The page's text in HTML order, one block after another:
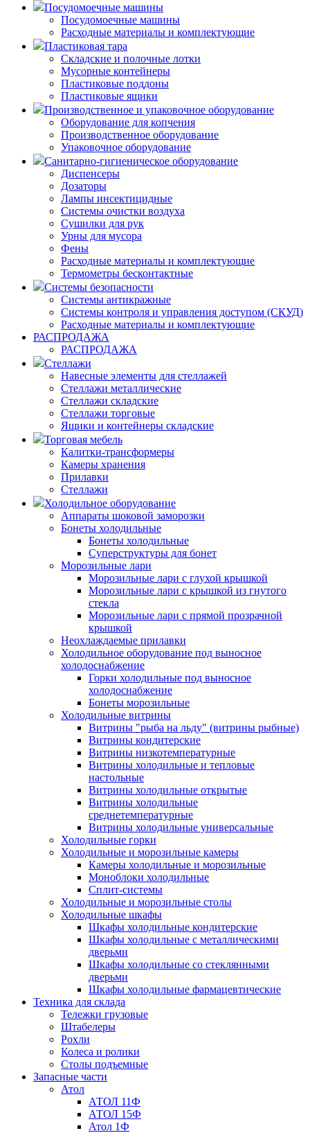
Посудомоечные машины
Посудомоечные машины
Расходные материалы и комплектующие
Пластиковая тара
Складские и полочные лотки
Мусорные контейнеры
Пластиковые поддоны
Пластиковые ящики
Производственное и упаковочное оборудование
Оборудование для копчения
Производственное оборудование
Упаковочное оборудование
Санитарно-гигиеническое оборудование
Диспенсеры
Дозаторы
Лампы инсектицидные
Системы очистки воздуха
Сушилки для рук
Урны для мусора
Фены
Расходные материалы и комплектующие
Термометры бесконтактные
Системы безопасности
Системы антикражные
Системы контроля и управления доступом (СКУД)
Расходные материалы и комплектующие
РАСПРОДАЖА
РАСПРОДАЖА
Стеллажи
Навесные элементы для стеллажей
Стеллажи металлические
Стеллажи складские
Стеллажи торговые
Ящики и контейнеры складские
Торговая мебель
Калитки-трансформеры
Камеры хранения
Прилавки
Стеллажи
Холодильное оборудование
Аппараты шоковой заморозки
Бонеты холодильные
Бонеты холодильные
Суперструктуры для бонет
Морозильные лари
Морозильные лари с глухой крышкой
Морозильные лари с крышкой из гнутого
стекла
Морозильные лари с прямой прозрачной
крышкой
Неохлаждаемые прилавки
Холодильное оборудование под выносное
холодоснабжение
Горки холодильные под выносное
холодоснабжение
Бонеты морозильные
Холодильные витрины
Витрины "рыба на льду" (витрины рыбные)
Витрины кондитерские
Витрины низкотемпературные
Витрины холодильные и тепловые
настольные
Витрины холодильные открытые
Витрины холодильные
среднетемпературные
Витрины холодильные универсальные
Холодильные горки
Холодильные и морозильные камеры
Камеры холодильные и морозильные
Моноблоки холодильные
Сплит-системы
Холодильные и морозильные столы
Холодильные шкафы
Шкафы холодильные кондитерские
Шкафы холодильные с металлическими
дверьми
Шкафы холодильные со стеклянными
дверьми
Шкафы холодильные фармацевтические
Техника для склада
Тележки грузовые
Штабелеры
Рохли
Колеса и ролики
Столы подъемные
Запасные части
Атол
АТОЛ 11Ф
АТОЛ 15Ф
Атол 1Ф